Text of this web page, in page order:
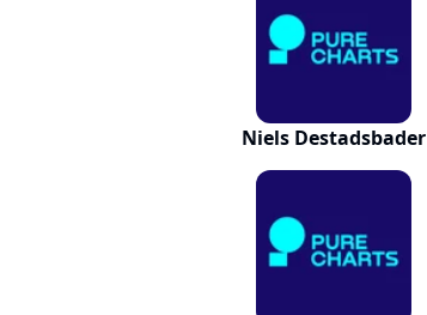
Niels Destadsbader